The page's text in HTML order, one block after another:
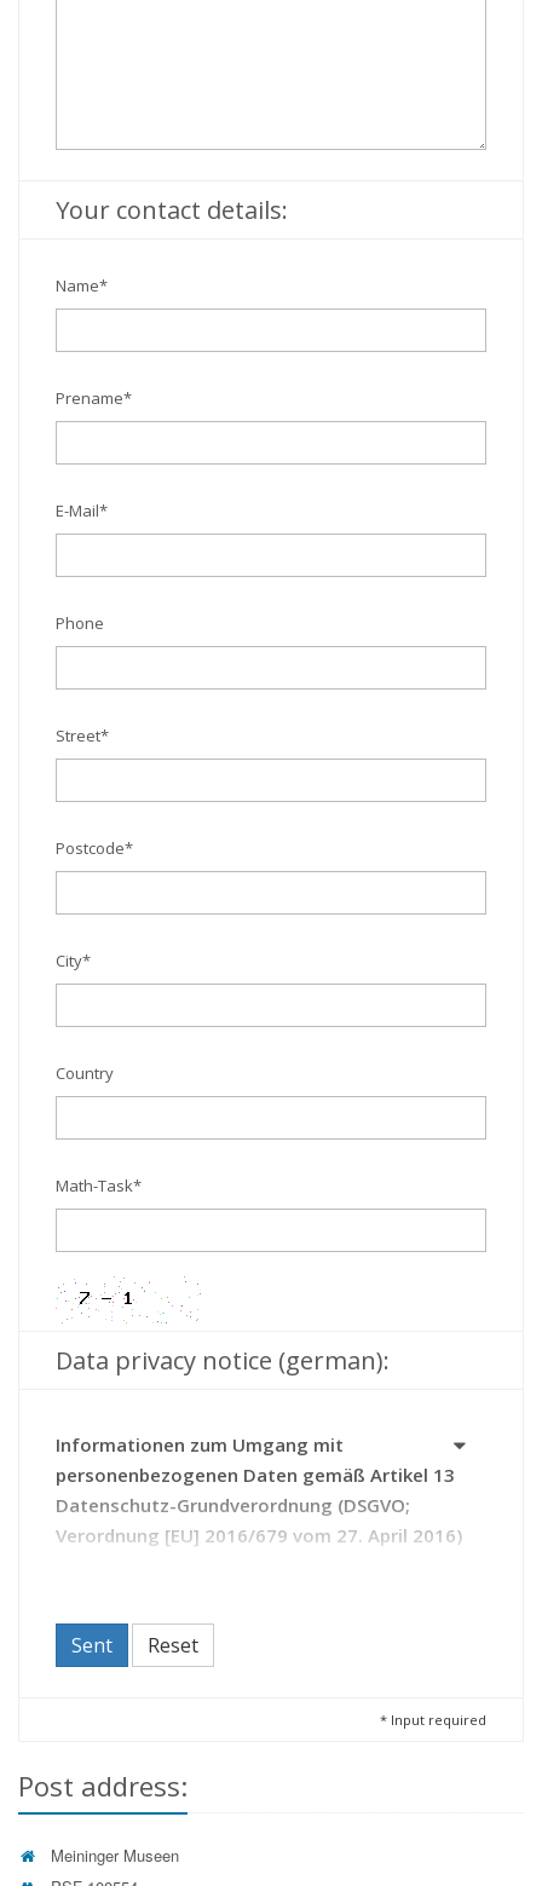
Your contact details:
Name*
Prename*
E-Mail*
Phone
Street*
Postcode*
City*
Country
Math-Task*
Data privacy notice (german):
Informationen zum Umgang mit
personenbezogenen Daten gemäß Artikel 13
Datenschutz-Grundverordnung (DSGVO;
Verordnung [EU] 2016/679 vom 27. April 2016)
von Archivgut (Thüringer Archivgesetz - ThürArchivG).
Durch die Kontaktaufnahme mit dem Archiv erteilen Sie
jederzeit zu widerrufen (Artikel 21 DSGVO);
deren Unrichtigkeit eine Berichtigung oder bei
unzulässiger Speicherung die Löschung der Daten
Sent Reset
* Input required
Post address:
Meininger Museen